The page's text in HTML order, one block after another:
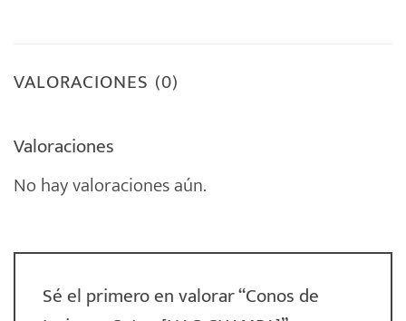
VALORACIONES (0)
Valoraciones
No hay valoraciones aún.
Sé el primero en valorar “Conos de